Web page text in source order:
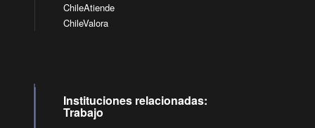
ChileAtiende
ChileValora
Instituciones relacionadas:
Trabajo